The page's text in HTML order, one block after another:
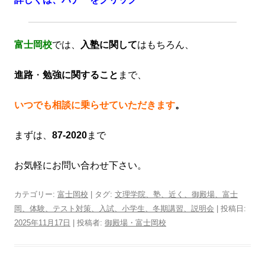
富士岡校では、 入塾に関してはもちろん、
進路 ・ 勉強に関すること まで、
いつでも相談に乗らせていただきます。
まずは、 87-2020まで
お気軽にお問い合わせ下さい。
カテゴリー: 富士岡校 | タグ: 文理学院、塾、近く、御殿場、富士
岡、体験、テスト対策、入試、小学生、冬期講習、説明会 | 投稿日:
2025年11月17日 | 投稿者: 御殿場・富士岡校